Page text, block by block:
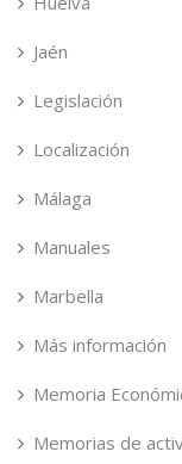
Jaén
Legislación
Localización
Málaga
Manuales
Marbella
Más información
Memoria
Memorias de